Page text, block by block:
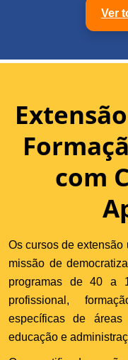
Ver
com
Os cursos de
missão de
programas de 40 a
profissional,
específicas de áreas
educação e